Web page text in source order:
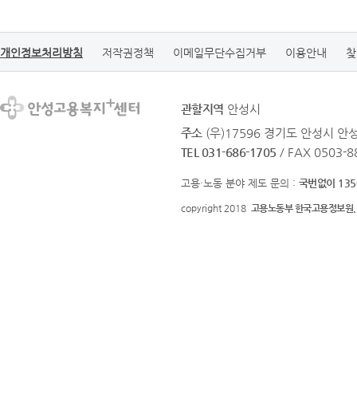
개인정보처리방침 저작권정책 이메일무단수집거부 이용안내
관할지역 안성시
주소 (우)17596 경기도 안성시 안
TEL 031-686-1705 / FAX 0503-
고용·노동 분야 제도 문의 : 국번없이
copyright 2018 고용노동부 한국고용정보원.